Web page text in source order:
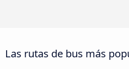
Las rutas de bus más